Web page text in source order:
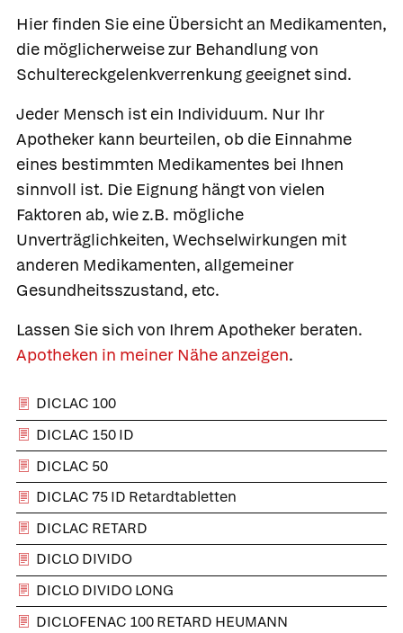
Hier finden Sie eine Übersicht an Medikamenten,
die möglicherweise zur Behandlung von
Schultereckgelenkverrenkung geeignet sind.
Jeder Mensch ist ein Individuum. Nur Ihr
Apotheker kann beurteilen, ob die Einnahme
eines bestimmten Medikamentes bei Ihnen
sinnvoll ist. Die Eignung hängt von vielen
Faktoren ab, wie z.B. mögliche
Unverträglichkeiten, Wechselwirkungen mit
anderen Medikamenten, allgemeiner
Gesundheitsszustand, etc.
Lassen Sie sich von Ihrem Apotheker beraten.
Apotheken in meiner Nähe anzeigen.
DICLAC 100
DICLAC 150 ID
DICLAC 50
DICLAC 75 ID Retardtabletten
DICLAC RETARD
DICLO DIVIDO
DICLO DIVIDO LONG
DICLOFENAC 100 RETARD HEUMANN